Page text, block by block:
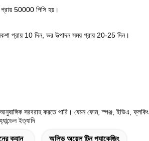
50000 পিসি হয়।
প্রায় 10 দিন, ভর উত্পাদন সময় প্রায় 20-25 দিন।
সরবরাহ করতে পারি। যেমন ফোম, স্পঞ্জ, ইভিএ, ফ্লকিং
ইত্যাদি
ক্যান অলিভ অয়েল টিন প্যাকেজিং